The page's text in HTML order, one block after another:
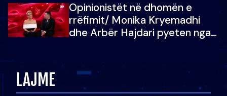
vajzën e tij
Opinionistët në dhomën e
rrëfimit/ Monika Kryemadhi
dhe Arbër Hajdari pyeten nga
LAJME